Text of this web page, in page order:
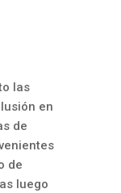
las
en
de
de
luego